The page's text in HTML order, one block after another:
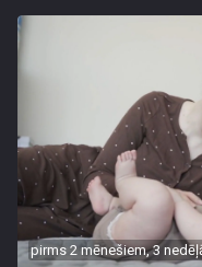
pirms 2 mēnešiem, 3